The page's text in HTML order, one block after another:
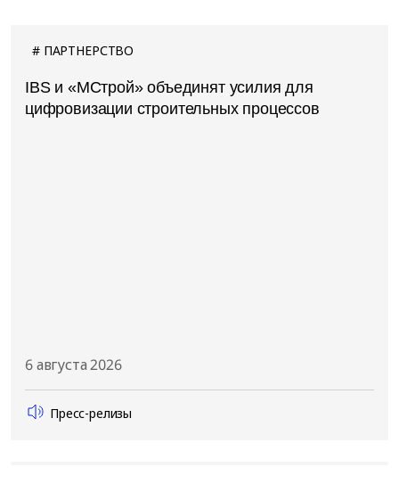
ПАРТНЕРСТВО
IBS и «МСтрой» объединят усилия для
цифровизации строительных процессов
6 августа 2026
Пресс-релизы